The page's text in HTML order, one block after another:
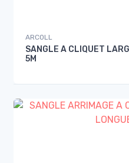
ARCOLL
SANGLE A CLIQUET
5M